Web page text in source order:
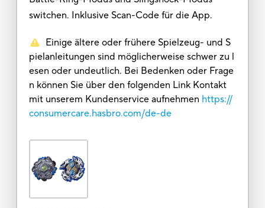
switchen. Inklusive Scan-Code für die App.
Einige ältere oder frühere Spielzeug- und S
pielanleitungen sind möglicherweise schwer zu l
esen oder undeutlich. Bei Bedenken oder Frage
n können Sie über den folgenden Link Kontakt
mit unserem Kundenservice aufnehmen https://
consumercare.hasbro.com/de-de